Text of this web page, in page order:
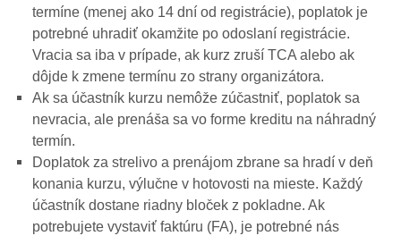
termíne (menej ako 14 dní od registrácie), poplatok je
potrebné uhradiť okamžite po odoslaní registrácie.
Vracia sa iba v prípade, ak kurz zruší TCA alebo ak
dôjde k zmene termínu zo strany organizátora.
Ak sa účastník kurzu nemôže zúčastniť, poplatok sa
nevracia, ale prenáša sa vo forme kreditu na náhradný
termín.
Doplatok za strelivo a prenájom zbrane sa hradí v deň
konania kurzu, výlučne v hotovosti na mieste. Každý
účastník dostane riadny bloček z pokladne. Ak
potrebujete vystaviť faktúru (FA), je potrebné nás